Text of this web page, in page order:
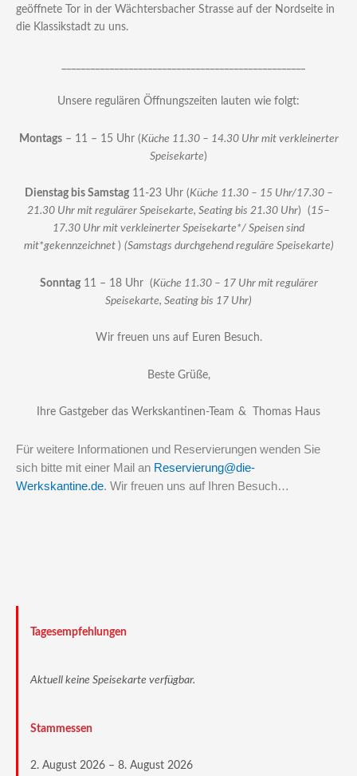
geöffnete Tor in der Wächtersbacher Strasse auf der Nordseite in
die Klassikstadt zu uns.
Unsere regulären Öffnungszeiten lauten wie folgt:
Montags– 11 – 15 Uhr (Küche 11.30 – 14.30 Uhr mit verkleinerter
Speisekarte)
Dienstag bis Samstag11-23 Uhr (Küche 11.30 – 15 Uhr/17.30 –
21.30 Uhr mit regulärer Speisekarte, Seating bis 21.30 Uhr) (15–
17.30 Uhr mit verkleinerter Speisekarte*/ Speisen sind
mit*gekennzeichnet ) (Samstags durchgehend reguläre Speisekarte)
Sonntag11 – 18 Uhr (Küche 11.30 – 17 Uhr mit regulärer
Speisekarte, Seating bis 17 Uhr)
Wir freuen uns auf Euren Besuch.
Beste Grüße,
Ihre Gastgeber das Werkskantinen-Team & Thomas Haus
Für weitere Informationen und Reservierungen wenden Sie
sich bitte mit einer Mail an Reservierung@die-
Werkskantine.de. Wir freuen uns auf Ihren Besuch…
Tagesempfehlungen
Aktuell keine Speisekarte verfügbar.
Stammessen
2. August 2026 – 8. August 2026